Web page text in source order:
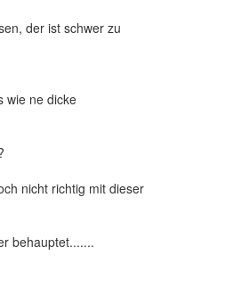
der ist schwer zu
wie ne dicke
nicht richtig mit dieser
behauptet.......